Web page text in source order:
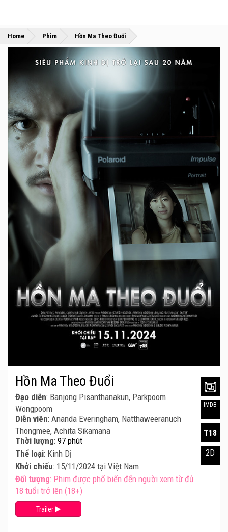
Home »
Phim »
Hồn Ma Theo Đuổi
Hồn Ma Theo Đuổi
Đạo diễn: Banjong Pisanthanakun, Parkpoom
Wongpoom
Diễn viên: Ananda Everingham, Natthaweeranuch
Thongmee, Achita Sikamana
Thời lượng: 97 phút
Thể loại: Kinh Dị
Khởi chiếu: 15/11/2024 tại Việt Nam
Đối tượng: Phim được phổ biến đến người xem từ đủ
18 tuổi trở lên (18+)
Trailer
IMDB
T18
2D